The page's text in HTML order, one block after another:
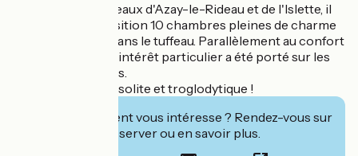
Non loin des châteaux d'Azay-le-Rideau et de l'Islette, il
met à votre disposition 10 chambres pleines de charme
dont 6 creusées dans le tuffeau. Parallèlement au confort
des chambres, un intérêt particulier a été porté sur les
espaces extérieurs.
Une belle étape insolite et troglodytique !
Cet établissement vous intéresse ? Rendez-vous sur
leur site pour réserver ou en savoir plus.